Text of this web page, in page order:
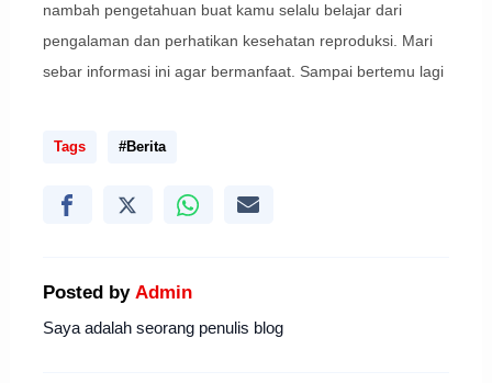
nambah pengetahuan buat kamu selalu belajar dari
pengalaman dan perhatikan kesehatan reproduksi. Mari
sebar informasi ini agar bermanfaat. Sampai bertemu lagi
Tags #Berita
Posted by Admin
Saya adalah seorang penulis blog